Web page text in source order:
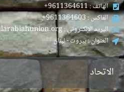
الهاتف : 9611364611+
الفاكس : 9611364603+
البريد الإلكتروني : info@alarabiahunion.org
العنوان : بيروت - لبنان
الاتحاد